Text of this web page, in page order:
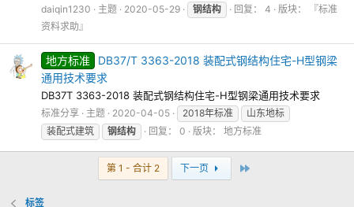
daiqin1230 主题 2020-05-29 钢结构 回复： 4 版块：
『标准
资料求助』
地方标准
DB37/T 3363-2018 装配式钢结构住宅-H型钢梁
通用技术要求
DB37T 3363-2018 装配式钢结构住宅-H型钢梁通用技术要求
标准分享 主题 2020-04-05 2018年标准
山东地标
装配式建筑
钢结构 回复： 0 版块： 地方标准
第 1 - 合计 2 下一页
标签